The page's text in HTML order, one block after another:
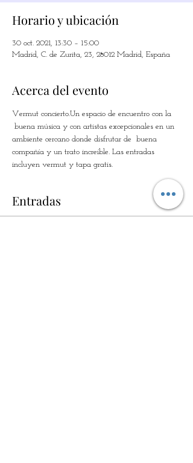
Horario y ubicación
30 oct. 2021, 13:30 – 15:00
Madrid, C. de Zurita, 23, 28012 Madrid, España
Acerca del evento
Vermut concierto.Un espacio de encuentro con la
buena música y con artistas excepcionales en un
ambiente cercano donde disfrutar de  buena
compañía y un trato increíble. Las entradas
incluyen vermut y tapa gratis.
Entradas